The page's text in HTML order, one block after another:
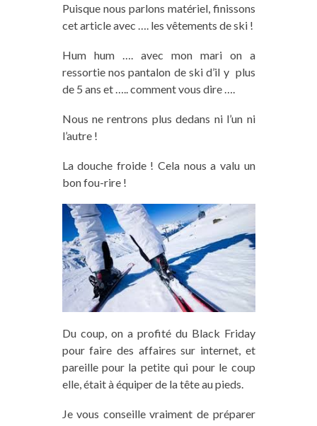
Puisque nous parlons matériel, finissons
cet article avec …. les vêtements de ski !
Hum hum …. avec mon mari on a
ressortie nos pantalon de ski d’il y plus
de 5 ans et ….. comment vous dire ….
Nous ne rentrons plus dedans ni l’un ni
l’autre !
La douche froide ! Cela nous a valu un
bon fou-rire !
Du coup, on a profité du Black Friday
pour faire des affaires sur internet, et
pareille pour la petite qui pour le coup
elle, était à équiper de la tête au pieds.
Je vous conseille vraiment de préparer